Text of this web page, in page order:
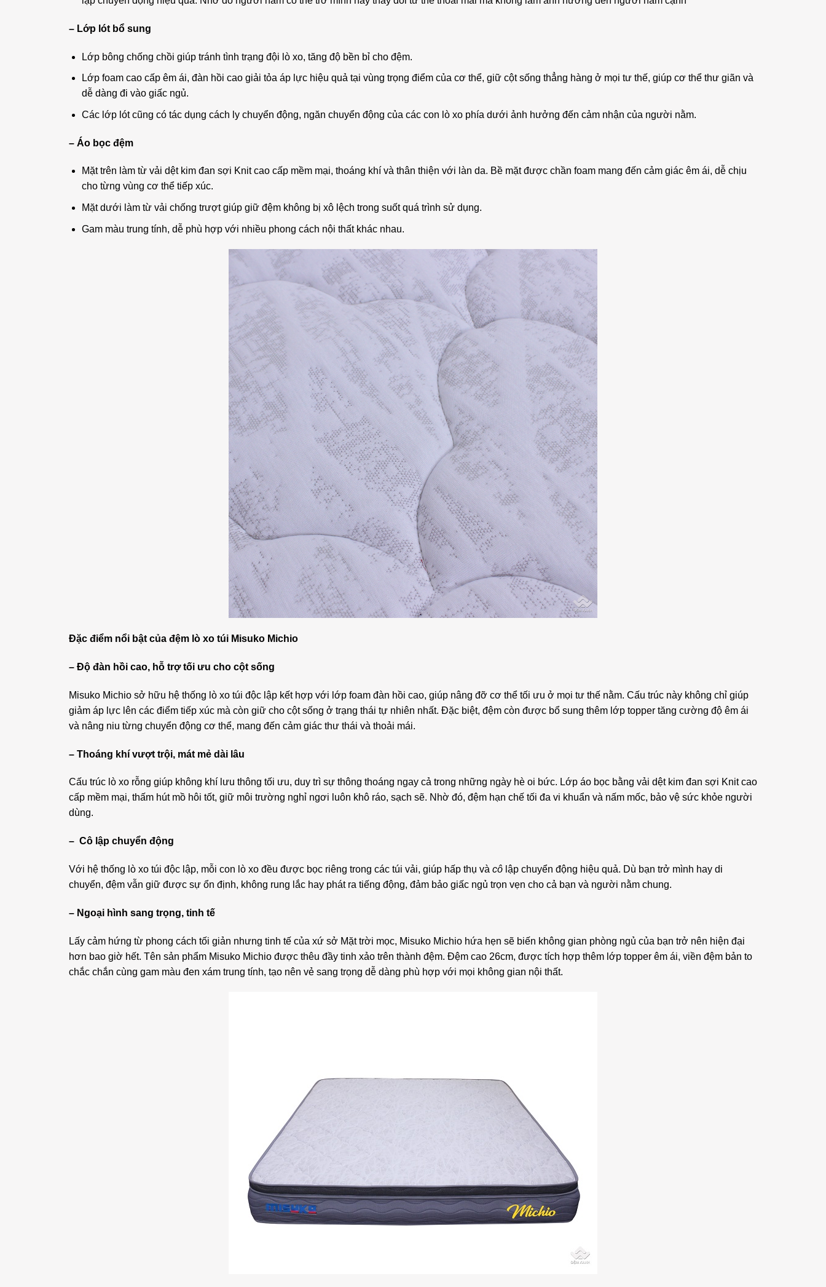
– Lớp lót bổ sung
Lớp bông chống chồi giúp tránh tình trạng đội lò xo, tăng độ bền bỉ cho đệm.
Lớp foam cao cấp êm ái, đàn hồi cao giải tỏa áp lực hiệu quả tại vùng trọng điểm của cơ thể, giữ cột sống thẳng hàng ở mọi tư thế, giúp cơ thể thư giãn và
dễ dàng đi vào giấc ngủ.
Các lớp lót cũng có tác dụng cách ly chuyển động, ngăn chuyển động của các con lò xo phía dưới ảnh hưởng đến cảm nhận của người nằm.
– Áo bọc đệm
Mặt trên làm từ vải dệt kim đan sợi Knit cao cấp mềm mại, thoáng khí và thân thiện với làn da. Bề mặt được chần foam mang đến cảm giác êm ái, dễ chịu
cho từng vùng cơ thể tiếp xúc.
Mặt dưới làm từ vải chống trượt giúp giữ đệm không bị xô lệch trong suốt quá trình sử dụng.
Gam màu trung tính, dễ phù hợp với nhiều phong cách nội thất khác nhau.
Đặc điểm nổi bật của đệm lò xo túi Misuko Michio
– Độ đàn hồi cao, hỗ trợ tối ưu cho cột sống
Misuko Michio sở hữu hệ thống lò xo túi độc lập kết hợp với lớp foam đàn hồi cao, giúp nâng đỡ cơ thể tối ưu ở mọi tư thế nằm. Cấu trúc này không chỉ giúp
giảm áp lực lên các điểm tiếp xúc mà còn giữ cho cột sống ở trạng thái tự nhiên nhất. Đặc biệt, đệm còn được bổ sung thêm lớp topper tăng cường độ êm ái
và nâng niu từng chuyển động cơ thể, mang đến cảm giác thư thái và thoải mái.
– Thoáng khí vượt trội, mát mẻ dài lâu
Cấu trúc lò xo rỗng giúp không khí lưu thông tối ưu, duy trì sự thông thoáng ngay cả trong những ngày hè oi bức. Lớp áo bọc bằng vải dệt kim đan sợi Knit cao
cấp mềm mại, thấm hút mồ hôi tốt, giữ môi trường nghỉ ngơi luôn khô ráo, sạch sẽ. Nhờ đó, đệm hạn chế tối đa vi khuẩn và nấm mốc, bảo vệ sức khỏe người
dùng.
– Cô lập chuyển động
Với hệ thống lò xo túi độc lập, mỗi con lò xo đều được bọc riêng trong các túi vải, giúp hấp thụ và cô lập chuyển động hiệu quả. Dù bạn trở mình hay di
chuyển, đệm vẫn giữ được sự ổn định, không rung lắc hay phát ra tiếng động, đảm bảo giấc ngủ trọn vẹn cho cả bạn và người nằm chung.
– Ngoại hình sang trọng, tinh tế
Lấy cảm hứng từ phong cách tối giản nhưng tinh tế của xứ sở Mặt trời mọc, Misuko Michio hứa hẹn sẽ biến không gian phòng ngủ của bạn trở nên hiện đại
hơn bao giờ hết. Tên sản phẩm Misuko Michio được thêu đầy tinh xảo trên thành đệm. Đệm cao 26cm, được tích hợp thêm lớp topper êm ái, viền đệm bản to
chắc chắn cùng gam màu đen xám trung tính, tạo nên vẻ sang trọng dễ dàng phù hợp với mọi không gian nội thất.